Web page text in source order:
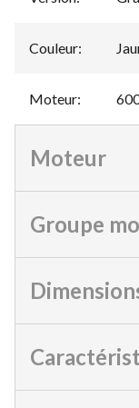
Couleur:
Moteur:
Moteur
Groupe